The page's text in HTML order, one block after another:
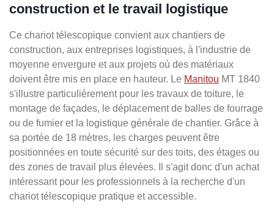
construction et le travail logistique
Ce chariot télescopique convient aux chantiers de
construction, aux entreprises logistiques, à l'industrie de
moyenne envergure et aux projets où des matériaux
doivent être mis en place en hauteur. Le Manitou MT 1840
s'illustre particulièrement pour les travaux de toiture, le
montage de façades, le déplacement de balles de fourrage
ou de fumier et la logistique générale de chantier. Grâce à
sa portée de 18 mètres, les charges peuvent être
positionnées en toute sécurité sur des toits, des étages ou
des zones de travail plus élevées. Il s'agit donc d'un achat
intéressant pour les professionnels à la recherche d'un
chariot télescopique pratique et accessible.